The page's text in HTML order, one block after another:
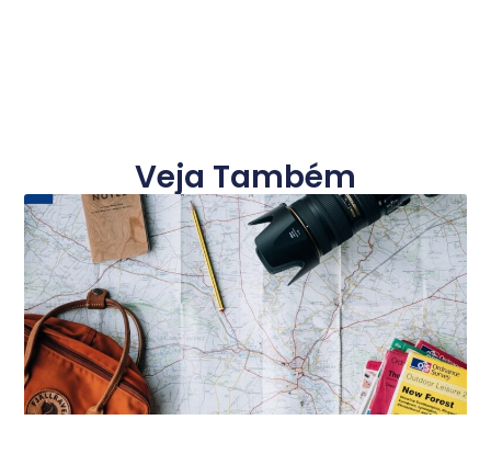
Veja Também